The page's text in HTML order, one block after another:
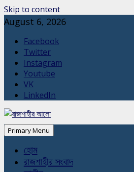
Skip to content
August 6, 2026
Facebook
Twitter
Instagram
Youtube
VK
LinkedIn
Primary Menu
হোম
রাজশাহীর সংবাদ